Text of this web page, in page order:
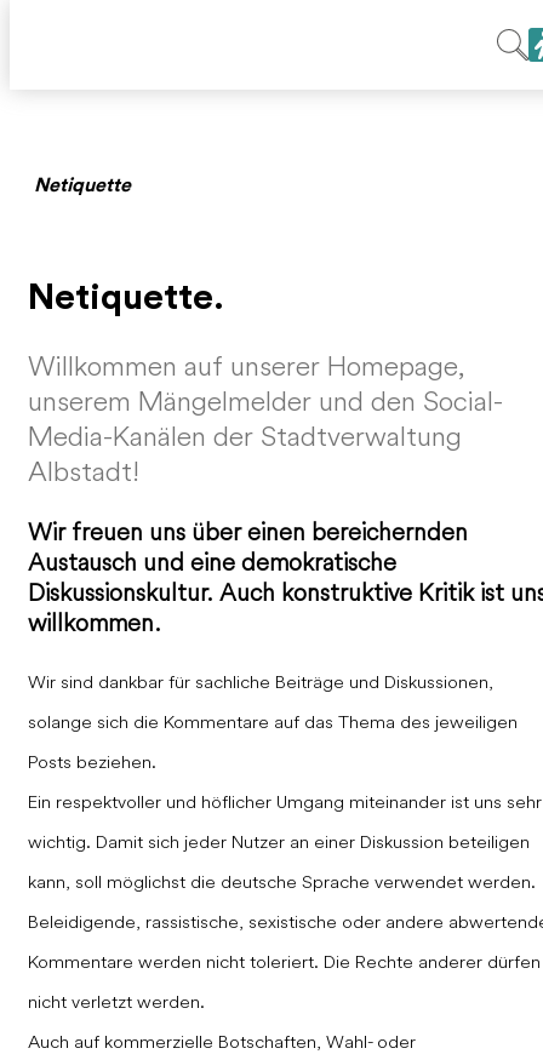
Netiquette
Netiquette.
Willkommen auf unserer Homepage,
unserem Mängelmelder und den Social-
Media-Kanälen der Stadtverwaltung
Albstadt!
Wir freuen uns über einen bereichernden
Austausch und eine demokratische
Diskussionskultur. Auch konstruktive Kritik ist
willkommen.
Wir sind dankbar für sachliche Beiträge und Diskussionen,
solange sich die Kommentare auf das Thema des jeweiligen
Posts beziehen.
Ein respektvoller und höflicher Umgang miteinander ist uns sehr
wichtig. Damit sich jeder Nutzer an einer Diskussion beteiligen
kann, soll möglichst die deutsche Sprache verwendet werden.
Beleidigende, rassistische, sexistische oder andere
Kommentare werden nicht toleriert. Die Rechte anderer dürfen
nicht verletzt werden.
Auch auf kommerzielle Botschaften, Wahl- oder